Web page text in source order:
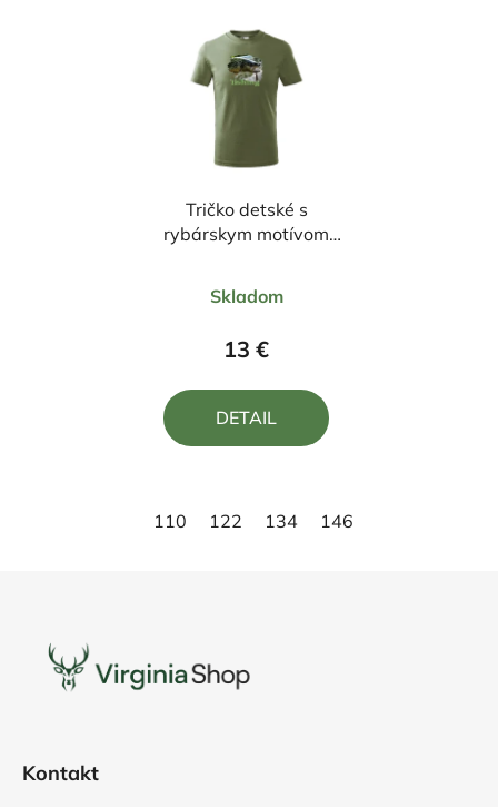
Tričko detské s
rybárskym motívom
hodnotenie
produktu
z
Skladom
13 €
DETAIL
110 122 134 146
Kontakt